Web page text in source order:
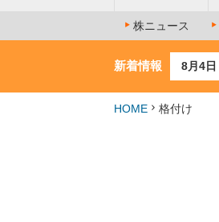
株ニュース
新着情報 8月4日
8月3日
7月29日
HOME 格付け